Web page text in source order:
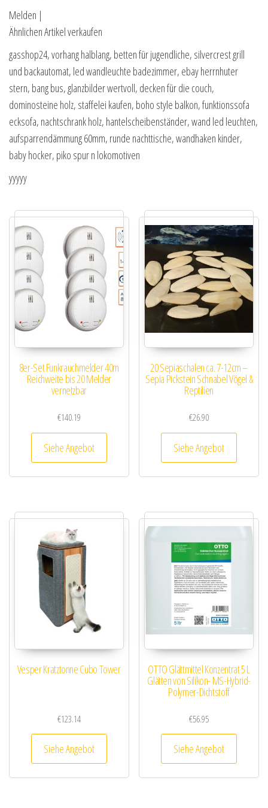
Melden |
Ähnlichen Artikel verkaufen
gasshop24, vorhang halblang, betten für jugendliche, silvercrest grill
und backautomat, led wandleuchte badezimmer, ebay herrnhuter
stern, bang bus, glanzbilder wertvoll, decken für die couch,
dominosteine holz, staffelei kaufen, boho style balkon, funktionssofa
ecksofa, nachtschrank holz, hantelscheibenständer, wand led leuchten,
aufsparrendämmung 60mm, runde nachttische, wandhaken kinder,
baby hocker, piko spur n lokomotiven
yyyyy
8er-Set Funkrauchmelder 40m
Reichweite bis 20 Melder
vernetzbar
€140.19
Siehe Angebot
20 Sepiaschalen ca. 7-12cm –
Sepia Pickstein Schnabel Vögel &
Reptilien
€26.90
Siehe Angebot
Vesper Kratztonne Cubo Tower
€123.14
Siehe Angebot
OTTO Glättmittel Konzentrat 5 L
Glätten von Silikon- MS-Hybrid-
Polymer-Dichtstoff
€56.95
Siehe Angebot